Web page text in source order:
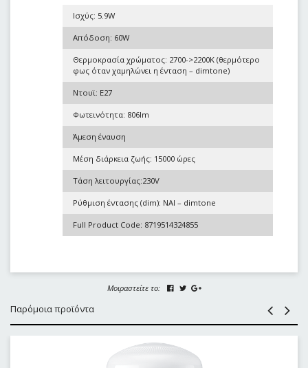
Ισχύς: 5.9W
Απόδοση: 60W
Θερμοκρασία χρώματος: 2700->2200K (θερμότερο
φως όταν χαμηλώνει η ένταση – dimtone)
Ντουϊ: E27
Φωτεινότητα: 806lm
Άμεση έναυση
Μέση διάρκεια ζωής: 15000 ώρες
Τάση λειτουργίας:230V
Ρύθμιση έντασης (dim): ΝΑΙ – dimtone
Full Product Code: 8719514324855
Μοιραστείτε το:
Παρόμοια προϊόντα